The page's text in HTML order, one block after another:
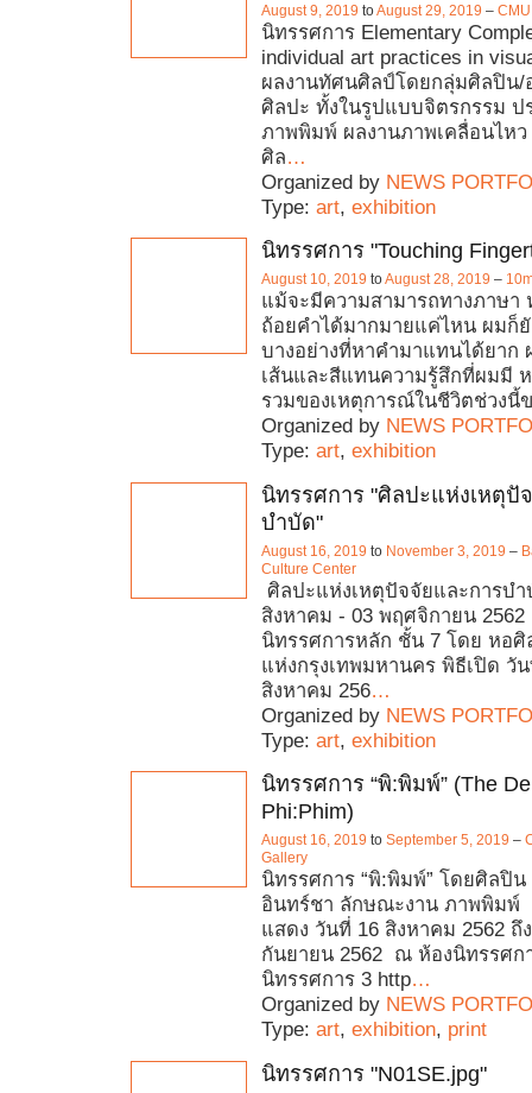
August 9, 2019 toAugust 29, 2019 –
นิทรรศการ Elementary
individual art practices in
ผลงานทัศนศิลป์โดยกลุ่มศิลปิน/
ศิลปะ ทั้งในรูปแบบจิตรกรรม ป
ภาพพิมพ์ ผลงานภาพเคลื่อนไห
ศิล…
Organized by NEWS
Type: art, exhibition
นิทรรศการ "Touching
August 10, 2019 toAugust 28, 2019 –
แม้จะมีความสามารถทางภาษา
ถ้อยคำได้มากมายแค่ไหน ผมก็
บางอย่างที่หาคำมาแทนได้ยาก
เส้นและสีแทนความรู้สึกที่ผมมี
รวมของเหตุการณ์ในชีวิตช่วงนี้
Organized by NEWS
Type: art, exhibition
นิทรรศการ "ศิลปะแห่งเหตุปั
บำบัด"
August 16, 2019 to November 3, 2019 –
Culture Center
ศิลปะแห่งเหตุปัจจัยและการบ
สิงหาคม - 03 พฤศจิกายน
นิทรรศการหลัก ชั้น 7 โดย หอ
แห่งกรุงเทพมหานคร พิธีเปิด วั
สิงหาคม 256…
Organized by NEWS
Type: art, exhibition
นิทรรศการ “พิ:พิมพ์” (The
Phi:Phim)
August 16, 2019 to September 5, 2019 –
Gallery
นิทรรศการ “พิ:พิมพ์” โดยศิลปิ
อินทร์ชา ลักษณะงาน ภาพพิมพ์
แสดง วันที่ 16 สิงหาคม 2562 ถึ
กันยายน 2562 ณ ห้องนิทรรศก
นิทรรศการ 3 http…
Organized by NEWS
Type: art, exhibition, print
นิทรรศการ "N01SE.jpg"